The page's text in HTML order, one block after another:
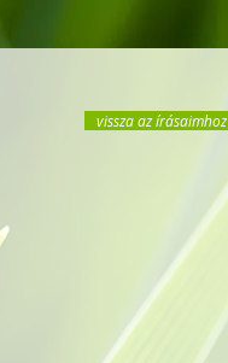
vissza az írásaimhoz